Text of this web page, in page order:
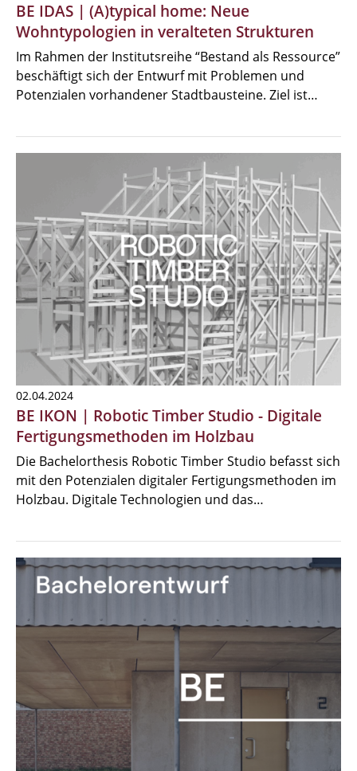
BE IDAS | (A)typical home: Neue
Wohntypologien in veralteten Strukturen
Im Rahmen der Institutsreihe “Bestand als Ressource”
beschäftigt sich der Entwurf mit Problemen und
Potenzialen vorhandener Stadtbausteine. Ziel ist…
02.04.2024
BE IKON | Robotic Timber Studio - Digitale
Fertigungsmethoden im Holzbau
Die Bachelorthesis Robotic Timber Studio befasst sich
mit den Potenzialen digitaler Fertigungsmethoden im
Holzbau. Digitale Technologien und das…